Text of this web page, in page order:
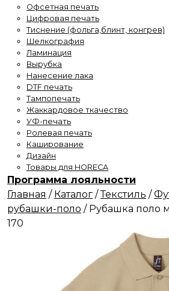
Офсетная печать
Цифровая печать
Тиснение (фольга,блинт, конгрев)
Шелкография
Ламинация
Вырубка
Нанесение лака
DTF печать
Тампопечать
Жаккардовое ткачество
УФ-печать
Ролевая печать
Каширование
Дизайн
Товары для HORECA
Программа лояльности
Главная / Каталог /Текстиль /
рубашки-поло / Рубашка поло
170